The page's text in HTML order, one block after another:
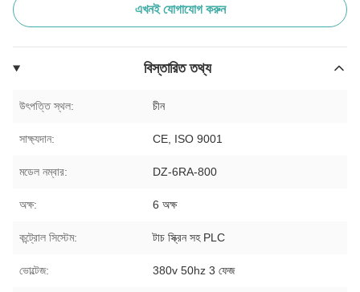
এখনই যোগাযোগ করুন
বিস্তারিত তথ্য
উৎপত্তি স্থল: চীন
সাক্ষ্যদান: CE, ISO 9001
মডেল নম্বার: DZ-6RA-800
অক্ষ: 6 অক্ষ
কন্ট্রোল সিস্টেম: টাচ স্ক্রিন সহ PLC
ভোল্টেজ: 380v 50hz 3 ফেজ